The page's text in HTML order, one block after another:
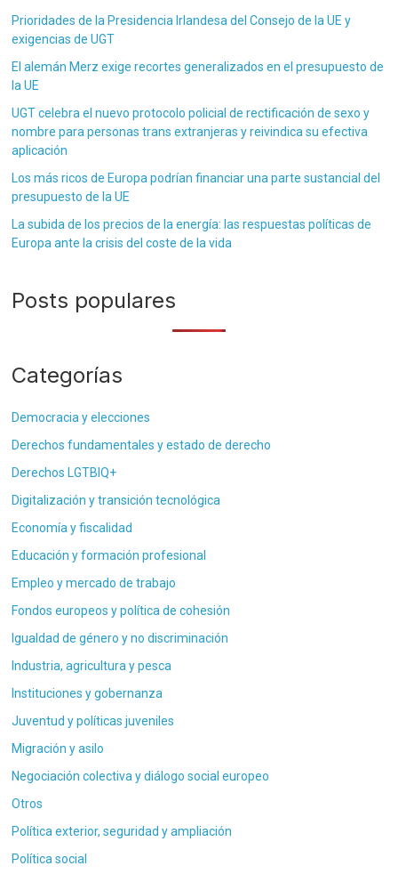
Prioridades de la Presidencia Irlandesa del Consejo de la UE y
exigencias de UGT
El alemán Merz exige recortes generalizados en el presupuesto de
la UE
UGT celebra el nuevo protocolo policial de rectificación de sexo y
nombre para personas trans extranjeras y reivindica su efectiva
aplicación
Los más ricos de Europa podrían financiar una parte sustancial del
presupuesto de la UE
La subida de los precios de la energía: las respuestas políticas de
Europa ante la crisis del coste de la vida
Posts populares
Categorías
Democracia y elecciones
Derechos fundamentales y estado de derecho
Derechos LGTBIQ+
Digitalización y transición tecnológica
Economía y fiscalidad
Educación y formación profesional
Empleo y mercado de trabajo
Fondos europeos y política de cohesión
Igualdad de género y no discriminación
Industria, agricultura y pesca
Instituciones y gobernanza
Juventud y políticas juveniles
Migración y asilo
Negociación colectiva y diálogo social europeo
Otros
Política exterior, seguridad y ampliación
Política social